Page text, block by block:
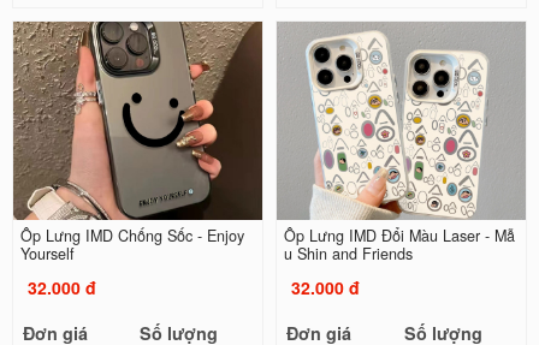
Ốp Lưng IMD Chống Sốc - Enjoy
Yourself
32.000 đ
Đơn giá
Số lượng
Ốp Lưng IMD Đổi Màu Laser - Mẫ
u Shin and Friends
32.000 đ
Đơn giá
Số lượng